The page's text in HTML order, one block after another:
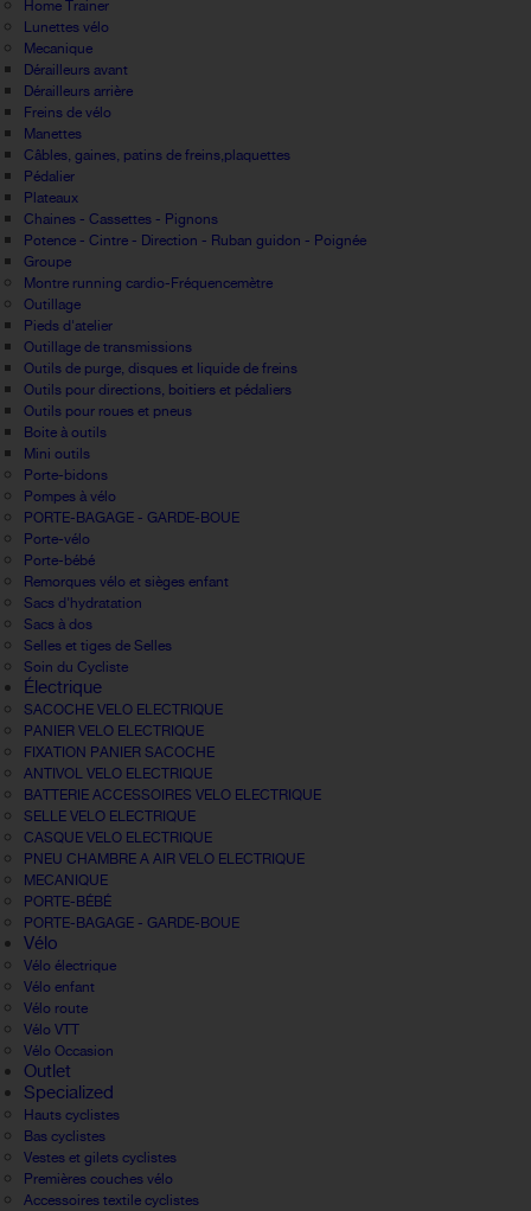
Home Trainer
Lunettes vélo
Mecanique
Dérailleurs avant
Dérailleurs arrière
Freins de vélo
Manettes
Câbles, gaines, patins de freins,plaquettes
Pédalier
Plateaux
Chaines - Cassettes - Pignons
Potence - Cintre - Direction - Ruban guidon - Poignée
Groupe
Montre running cardio-Fréquencemètre
Outillage
Pieds d'atelier
Outillage de transmissions
Outils de purge, disques et liquide de freins
Outils pour directions, boitiers et pédaliers
Outils pour roues et pneus
Boite à outils
Mini outils
Porte-bidons
Pompes à vélo
PORTE-BAGAGE - GARDE-BOUE
Porte-vélo
Porte-bébé
Remorques vélo et sièges enfant
Sacs d'hydratation
Sacs à dos
Selles et tiges de Selles
Soin du Cycliste
Électrique
SACOCHE VELO ELECTRIQUE
PANIER VELO ELECTRIQUE
FIXATION PANIER SACOCHE
ANTIVOL VELO ELECTRIQUE
BATTERIE ACCESSOIRES VELO ELECTRIQUE
SELLE VELO ELECTRIQUE
CASQUE VELO ELECTRIQUE
PNEU CHAMBRE A AIR VELO ELECTRIQUE
MECANIQUE
PORTE-BÉBÉ
PORTE-BAGAGE - GARDE-BOUE
Vélo
Vélo électrique
Vélo enfant
Vélo route
Vélo VTT
Vélo Occasion
Outlet
Specialized
Hauts cyclistes
Bas cyclistes
Vestes et gilets cyclistes
Premières couches vélo
Accessoires textile cyclistes